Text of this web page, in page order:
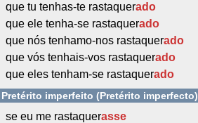
que tu tenhas-te rastaquerado
que ele tenha-se rastaquerado
que nós tenhamo-nos rastaquerado
que vós tenhais-vos rastaquerado
que eles tenham-se rastaquerado
Pretérito imperfeito (Pretérito imperfecto)
se eu me rastaquerasse